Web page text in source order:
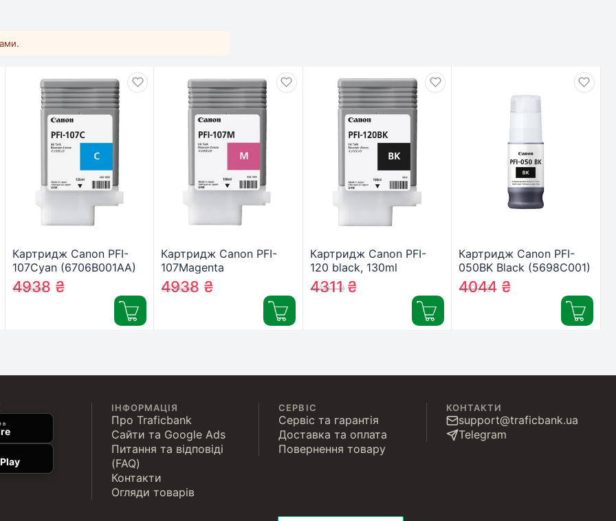
Картридж Canon PFI-
107Cyan (6706B001AA)
5185₴
4938 ₴
Картридж Canon PFI-
107Magenta
(6707B001AA)
5185₴
4938 ₴
Картридж Canon PFI-
120 black, 130ml
(2885C001AA)
4491₴
4311₴
Картридж Canon PFI-
050BK Black (5698C001)
4127₴
4044 ₴
в
ІНФОРМАЦІЯ
Про Traficbank
Сайти та Google Ads
Питання та відповіді
(FAQ)
Контакти
Огляди товарів
СЕРВІС
Сервіс та гарантія
Доставка та оплата
Повернення товару
КОНТАКТИ
support@traficbank.ua
Telegram